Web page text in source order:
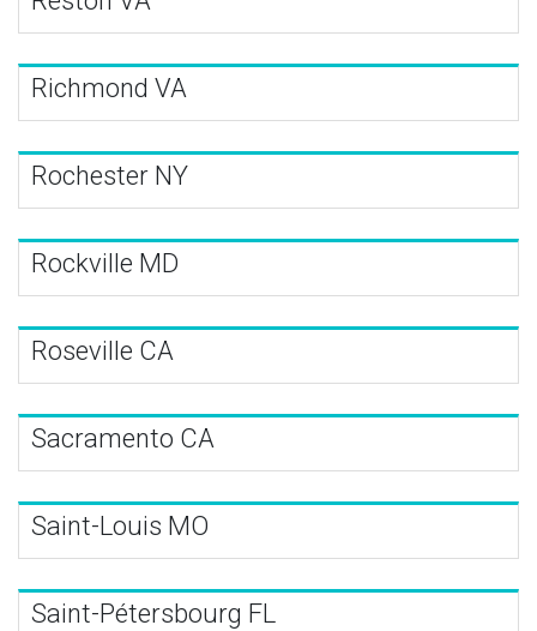
Richmond VA
Rochester NY
Rockville MD
Roseville CA
Sacramento CA
Saint-Louis MO
Saint-Pétersbourg FL